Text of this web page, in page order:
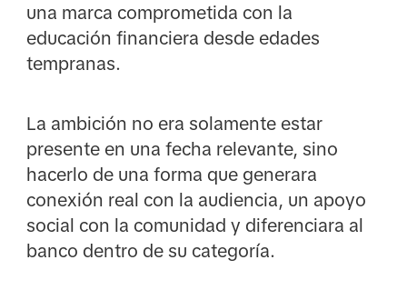
una marca comprometida con la
educación financiera desde edades
tempranas.
La ambición no era solamente estar
presente en una fecha relevante, sino
hacerlo de una forma que generara
conexión real con la audiencia, un apoyo
social con la comunidad y diferenciara al
banco dentro de su categoría.